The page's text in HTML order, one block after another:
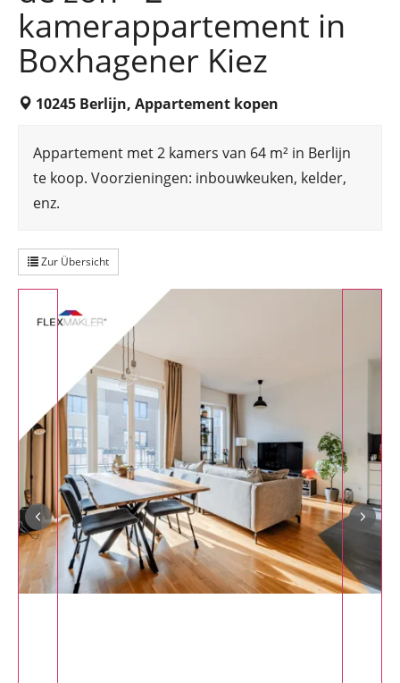
kamerappartement in
Boxhagener Kiez
10245 Berlijn, Appartement kopen
Appartement met 2 kamers van 64 m² in Berlijn
te koop. Voorzieningen: inbouwkeuken, kelder,
enz.
Zur Übersicht